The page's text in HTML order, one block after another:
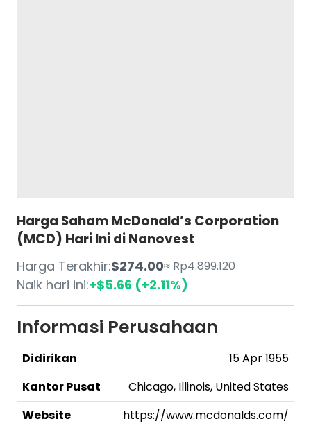
Harga Saham McDonald’s Corporation
(MCD) Hari Ini di Nanovest
Harga Terakhir:$274.00≈ Rp4.899.120
Naik hari ini:+$5.66 (+2.11%)
Informasi Perusahaan
Didirikan
15 Apr 1955
Kantor Pusat
Chicago, Illinois, United States
Website
https://www.mcdonalds.com/